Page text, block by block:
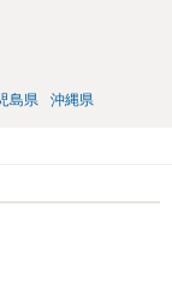
島県 沖縄県